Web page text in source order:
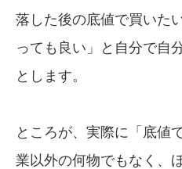
落した後の底値で買いた
っても良い」と自分で自
とします。
ところが、実際に「底値
業以外の何物でもなく、